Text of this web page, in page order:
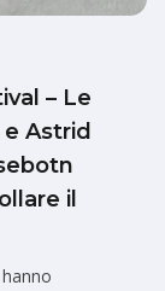
– Le
Astrid
il